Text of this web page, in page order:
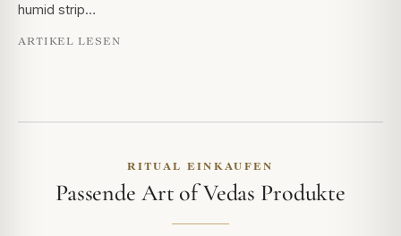
humid strip…
ARTIKEL LESEN
RITUAL EINKAUFEN
Passende Art of Vedas Produkte